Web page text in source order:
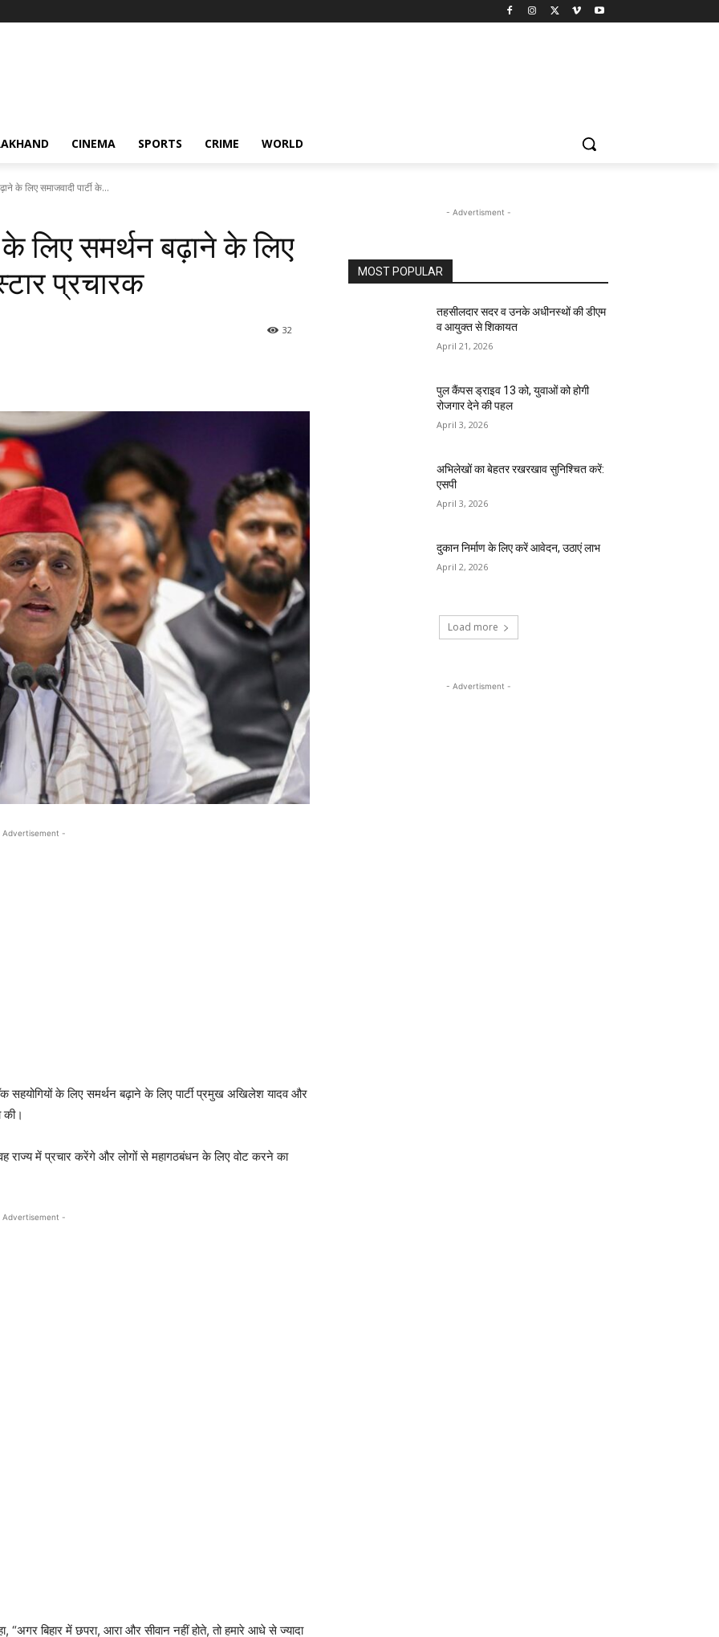
CINEMA SPORTS CRIME WORLD
के लिए समाजवादी पार्टी के...
के लिए समर्थन बढ़ाने के लिए
प्रचारक
32
-
सहयोगियों के लिए समर्थन बढ़ाने के लिए पार्टी प्रमुख अखिलेश यादव और
की।
राज्य में प्रचार करेंगे और लोगों से महागठबंधन के लिए वोट करने का
-
“अगर बिहार में छपरा, आरा और सीवान नहीं होते, तो हमारे आधे से ज्यादा
- Advertisment -
MOST POPULAR
तहसीलदार सदर व उनके अधीनस्थों की डीएम
व आयुक्त से शिकायत
April 21, 2026
पुल कैंपस ड्राइव 13 को, युवाओं को होगी
रोजगार देने की पहल
April 3, 2026
अभिलेखों का बेहतर रखरखाव सुनिश्चित करें:
एसपी
April 3, 2026
दुकान निर्माण के लिए करें आवेदन, उठाएं लाभ
April 2, 2026
Load more
- Advertisment -